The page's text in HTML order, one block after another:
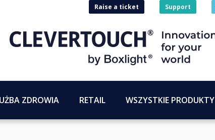
Raise a ticket Support
ZDROWIA RETAIL WSZYSTKIE PRODUKTY